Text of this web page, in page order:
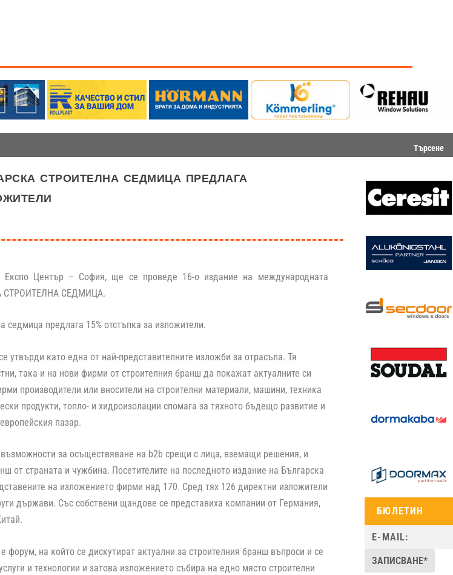
Търсене
строителна седмица предлага
Център – София, ще се проведе 16-о издание на международната
СТРОИТЕЛНА СЕДМИЦА.
седмица предлага 15% отстъпка за изложители.
като една от най-представителните изложби за отрасъла. Тя
така и на нови фирми от строителния бранш да покажат актуалните си
производители или вносители на строителни материали, машини, техника
продукти, топло- и хидроизолации спомага за тяхното бъдещо развитие и
пазар.
за осъществяване на b2b срещи с лица, вземащи решения, и
от страната и чужбина. Посетителите на последното издание на Българска
на изложението фирми над 170. Сред тях 126 директни изложители
държави. Със собствени щандове се представиха компании от Германия,
на който се дискутират актуални за строителния бранш въпроси и се
и технологии и затова изложението събира на едно място строителни
БЮЛЕТИН